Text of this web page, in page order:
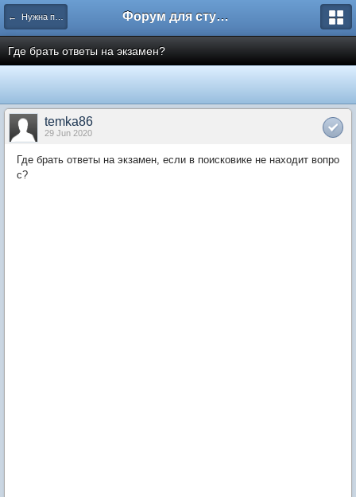
← Нужна помощь Форум для студента СГА
Где брать ответы на экзамен?
temka86
29 Jun 2020
Где брать ответы на экзамен, если в поисковике не находит вопро
с?